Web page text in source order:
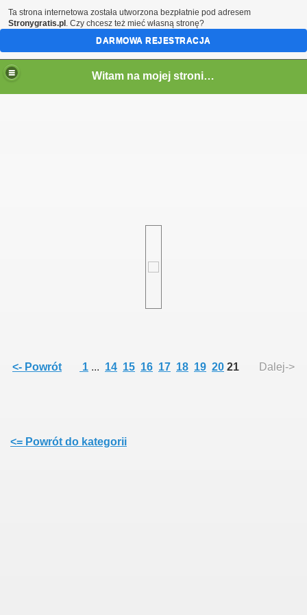
Witam na mojej stronie - Marcin SQ5LTA
<- Powrót 1 ... 14 15 16 17 18 19 20 21 Dalej->
<= Powrót do kategorii
Ta strona internetowa została utworzona bezpłatnie pod adresem
Stronygratis.pl . Czy chcesz też mieć własną stronę?
DARMOWA REJESTRACJA